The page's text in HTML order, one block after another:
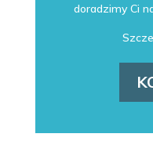
doradzimy Ci